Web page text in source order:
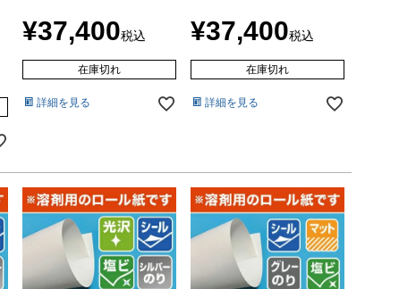
¥37,400税込
在庫切れ
詳細を見る
¥37,400税込
在庫切れ
詳細を見る